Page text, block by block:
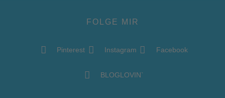
FOLGE MIR
Pinterest Instagram Facebook
BLOGLOVIN`